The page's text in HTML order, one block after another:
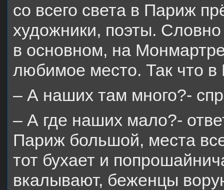
со всего света в Париж
художники, поэты.
в основном, на
любимое место. Так что в
– А наших там много?-
– А где наших мало?-
Париж большой, места
тот бухает и
вкалывают, беженцы